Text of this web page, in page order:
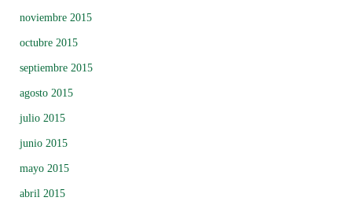
noviembre 2015
octubre 2015
septiembre 2015
agosto 2015
julio 2015
junio 2015
mayo 2015
abril 2015